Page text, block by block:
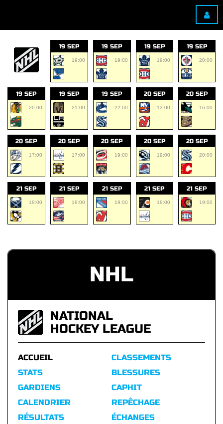
19 SEP
19:00
19 SEP
19:00
19 SEP
19:00
19 SEP
20:00
19 SEP
20:00
19 SEP
21:00
19 SEP
22:00
20 SEP
13:00
20 SEP
16:00
20 SEP
17:00
20 SEP
17:00
20 SEP
19:00
20 SEP
19:00
20 SEP
20:00
21 SEP
19:00
21 SEP
19:00
21 SEP
19:00
21 SEP
19:00
21 SEP
19:00
NHL
NATIONAL
HOCKEY LEAGUE
ACCUEIL
STATS
GARDIENS
CALENDRIER
RÉSULTATS
CLASSEMENTS
BLESSURES
CAPHIT
REPÊCHAGE
ÉCHANGES